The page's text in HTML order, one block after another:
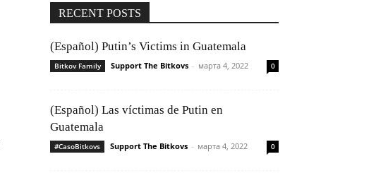
RECENT POSTS
(Español) Putin’s Victims in Guatemala
Bitkov Family Support The Bitkovs - марта 4, 2022 0
(Español) Las víctimas de Putin en
Guatemala
#CasoBitkovs Support The Bitkovs - марта 4, 2022 0